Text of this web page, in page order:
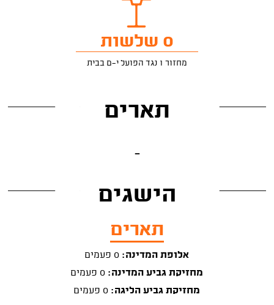
0 שלשות
מחזור 1 נגד הפועל י-ם בבית
תארים
-
הישגים
תארים
אלופת המדינה:
מחזיקת גביע המדינה:
מחזיקת גביע הליגה: